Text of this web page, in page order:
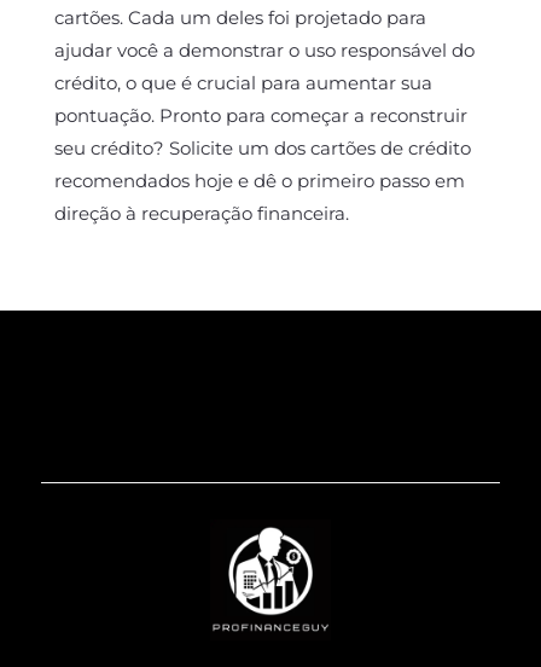
cartões. Cada um deles foi projetado para
ajudar você a demonstrar o uso responsável do
crédito, o que é crucial para aumentar sua
pontuação. Pronto para começar a reconstruir
seu crédito? Solicite um dos cartões de crédito
recomendados hoje e dê o primeiro passo em
direção à recuperação financeira.